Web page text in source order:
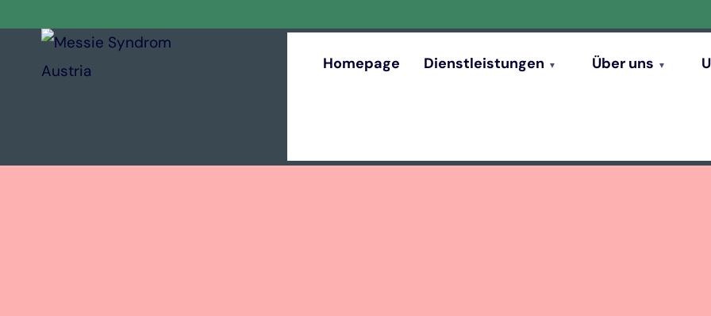
Homepage Dienstleistungen Über uns